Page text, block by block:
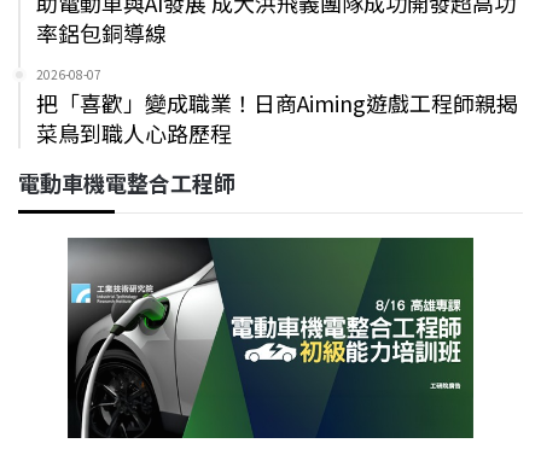
率鋁包銅導線
2026-08-07
把「喜歡」變成職業！日商Aiming遊戲工程師親揭
菜鳥到職人心路歷程
電動車機電整合工程師